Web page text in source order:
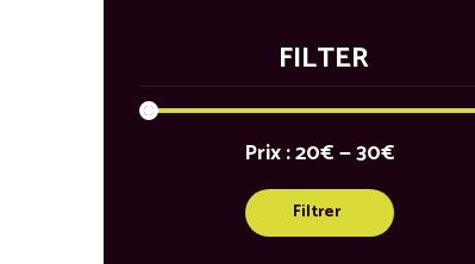
FILTER
Filtrer
Prix :20€—30€